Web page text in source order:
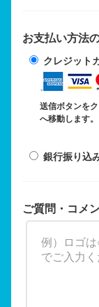
お支払い方法
クレジット
送信ボタンを
へ移動します。
銀行振り込
ご質問・コメ